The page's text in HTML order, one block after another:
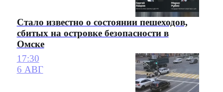
Стало известно о состоянии пешеходов,
сбитых на островке безопасности в
Омске
17:30
6 АВГ